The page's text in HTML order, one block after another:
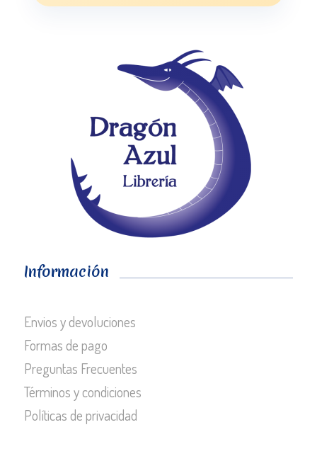
Información
Envios y devoluciones
Formas de pago
Preguntas Frecuentes
Términos y condiciones
Políticas de privacidad